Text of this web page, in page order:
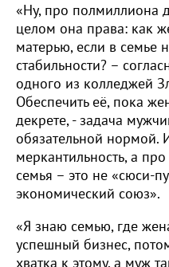
«Ну, про полмиллиона
целом она права: как
матерью, если в семье
стабильности? –
одного из колледжей
Обеспечить её, пока
декрете, - задача
обязательной нормой.
меркантильность, а
семья – это не «сюси-
экономический союз».
«Я знаю семью, где
успешный бизнес,
хватка к этому, а муж